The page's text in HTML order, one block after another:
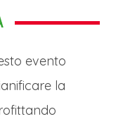
evento
la